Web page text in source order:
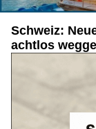
Schweiz:
achtlos